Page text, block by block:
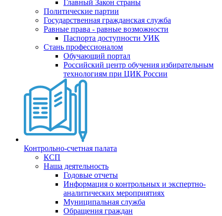
Главный Закон страны
Политические партии
Государственная гражданская служба
Равные права - равные возможности
Паспорта доступности УИК
Стань профессионалом
Обучающий портал
Российский центр обучения избирательным
технологиям при ЦИК России
Контрольно-счетная палата
КСП
Наша деятельность
Годовые отчеты
Информация о контрольных и экспертно-
аналитических мероприятиях
Муниципальная служба
Обращения граждан